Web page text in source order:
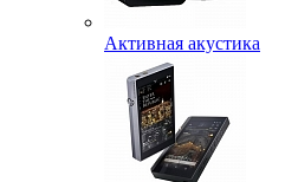
Активная акустика